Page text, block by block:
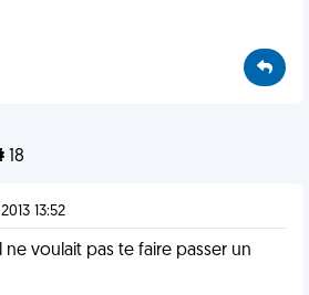
18
13:52
voulait pas te faire passer un